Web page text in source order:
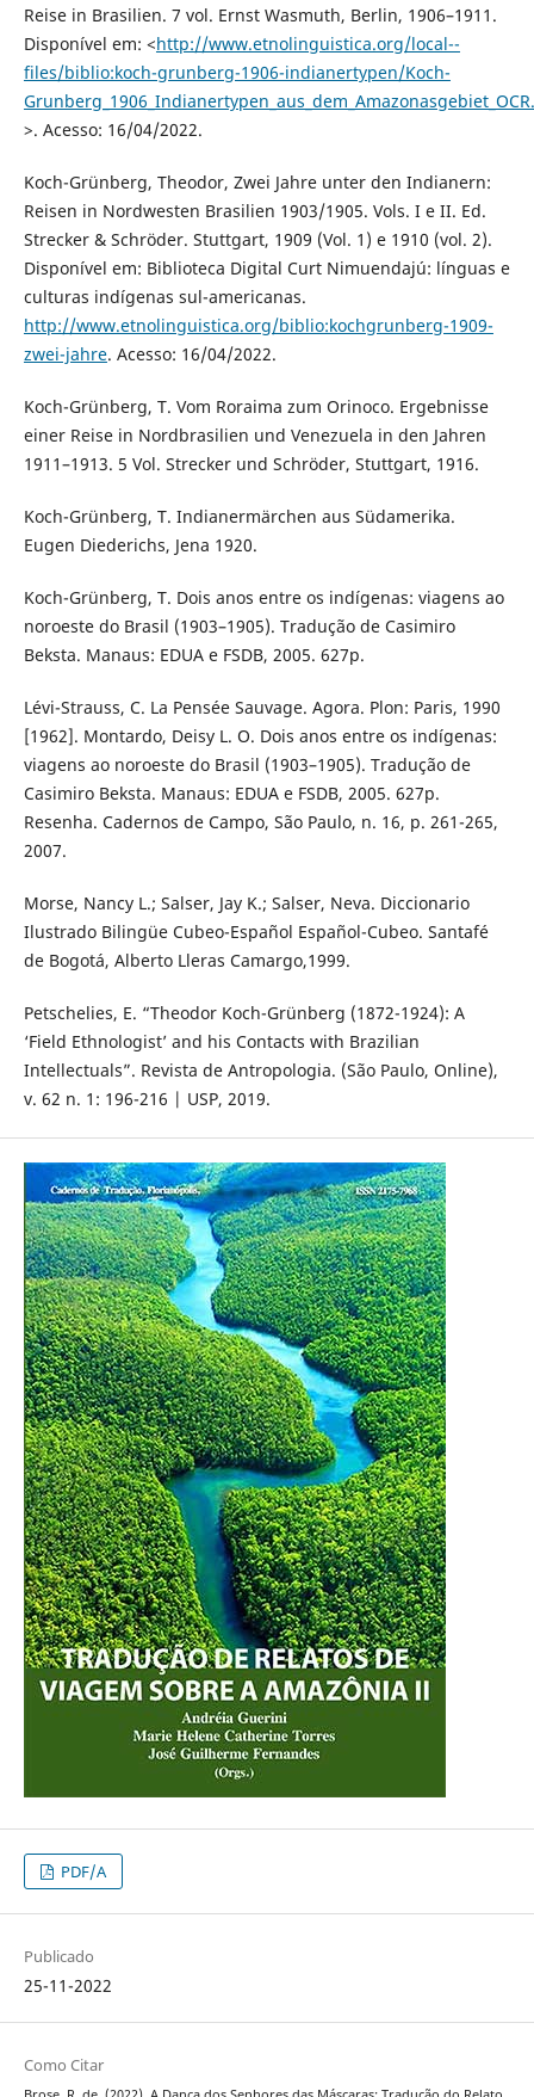
Reise in Brasilien. 7 vol. Ernst Wasmuth, Berlin, 1906–1911.
Disponível em: <http://www.etnolinguistica.org/local--
files/biblio:koch-grunberg-1906-indianertypen/Koch-
>. Acesso: 16/04/2022.
Koch-Grünberg, Theodor, Zwei Jahre unter den Indianern:
Reisen in Nordwesten Brasilien 1903/1905. Vols. I e II. Ed.
Strecker & Schröder. Stuttgart, 1909 (Vol. 1) e 1910 (vol. 2).
Disponível em: Biblioteca Digital Curt Nimuendajú: línguas e
culturas indígenas sul-americanas.
http://www.etnolinguistica.org/biblio:kochgrunberg-1909-
zwei-jahre. Acesso: 16/04/2022.
Koch-Grünberg, T. Vom Roraima zum Orinoco. Ergebnisse
einer Reise in Nordbrasilien und Venezuela in den Jahren
1911–1913. 5 Vol. Strecker und Schröder, Stuttgart, 1916.
Koch-Grünberg, T. Indianermärchen aus Südamerika.
Eugen Diederichs, Jena 1920.
Koch-Grünberg, T. Dois anos entre os indígenas: viagens ao
noroeste do Brasil (1903–1905). Tradução de Casimiro
Beksta. Manaus: EDUA e FSDB, 2005. 627p.
Lévi-Strauss, C. La Pensée Sauvage. Agora. Plon: Paris, 1990
[1962]. Montardo, Deisy L. O. Dois anos entre os indígenas:
viagens ao noroeste do Brasil (1903–1905). Tradução de
Casimiro Beksta. Manaus: EDUA e FSDB, 2005. 627p.
Resenha. Cadernos de Campo, São Paulo, n. 16, p. 261-265,
2007.
Morse, Nancy L.; Salser, Jay K.; Salser, Neva. Diccionario
Ilustrado Bilingüe Cubeo-Español Español-Cubeo. Santafé
de Bogotá, Alberto Lleras Camargo,1999.
Petschelies, E. “Theodor Koch-Grünberg (1872-1924): A
‘Field Ethnologist’ and his Contacts with Brazilian
Intellectuals”. Revista de Antropologia. (São Paulo, Online),
v. 62 n. 1: 196-216 | USP, 2019.
PDF/A
Publicado
25-11-2022
Como Citar